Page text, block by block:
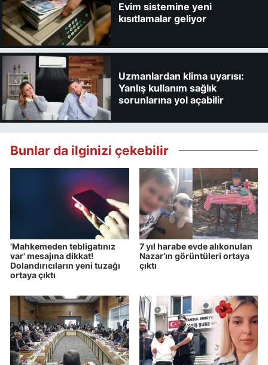
Evim sistemine yeni
kısıtlamalar geliyor
Uzmanlardan klima uyarısı:
Yanlış kullanım sağlık
sorunlarına yol açabilir
Bunlar da ilginizi çekebilir
'Mahkemeden tebligatınız
var' mesajına dikkat!
Dolandırıcıların yeni tuzağı
ortaya çıktı
7 yıl harabe evde alıkonulan
Nazar’ın görüntüleri ortaya
çıktı